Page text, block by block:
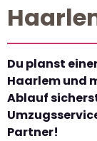
Du planst
Haarlem und
Ablauf
Partner!